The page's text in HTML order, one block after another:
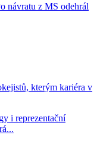
návratu z MS odehrál
kterým kariéra v
i reprezentační